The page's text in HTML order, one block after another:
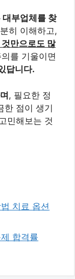
부업체를 찾
히 이해하고,
만으로도 많
를 기울이면
답니다.
, 필요한 정
한 점이 생기
민해보는 것
치료 옵션
합격률